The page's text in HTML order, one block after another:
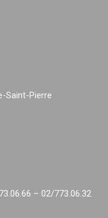
Saint-Pierre
– 02/773.06.32